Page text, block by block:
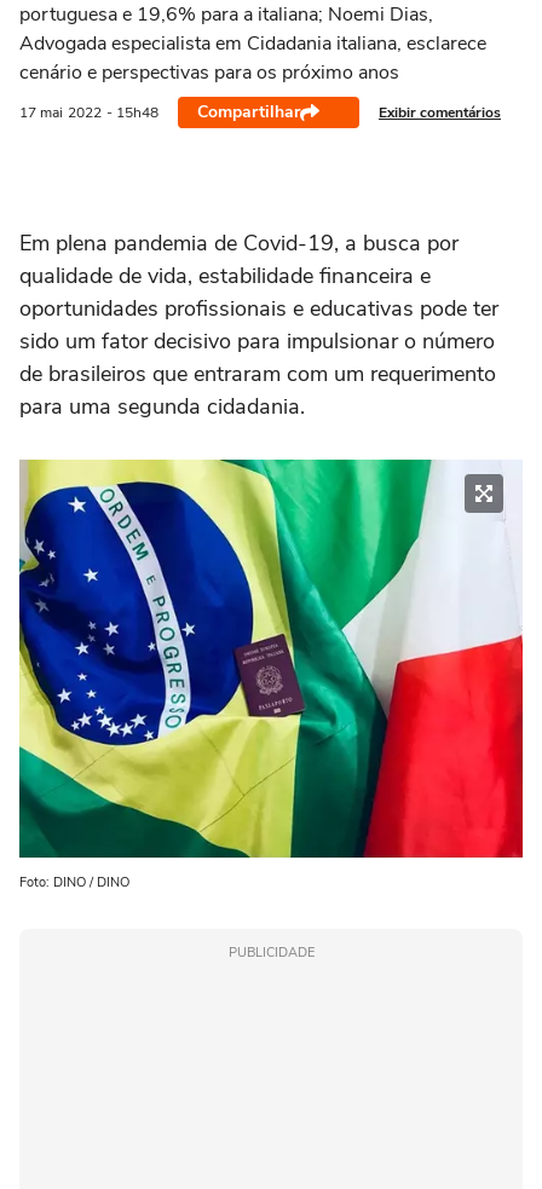
portuguesa e 19,6% para a italiana; Noemi Dias,
Advogada especialista em Cidadania italiana, esclarece
cenário e perspectivas para os próximo anos
17 mai 2022 - 15h48 Compartilhar Exibir comentários
Em plena pandemia de Covid-19, a busca por
qualidade de vida, estabilidade financeira e
oportunidades profissionais e educativas pode ter
sido um fator decisivo para impulsionar o número
de brasileiros que entraram com um requerimento
para uma segunda cidadania.
Foto: DINO / DINO
PUBLICIDADE